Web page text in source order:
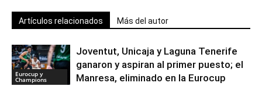
Artículos relacionados Más del autor
Eurocup y
Champions
Joventut, Unicaja y Laguna Tenerife
ganaron y aspiran al primer puesto; el
Manresa, eliminado en la Eurocup